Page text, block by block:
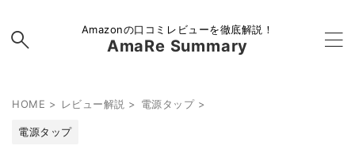
Amazonの口コミレビューを徹底解説！
AmaRe Summary
HOME > レビュー解説 > 電源タップ >
電源タップ